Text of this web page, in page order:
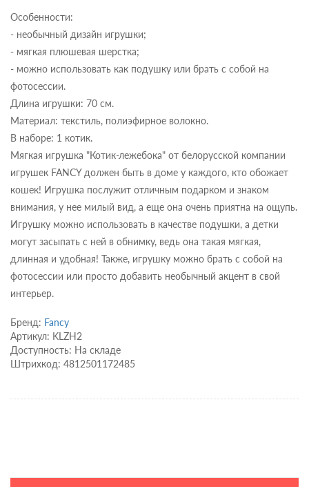
Особенности:
- необычный дизайн игрушки;
- мягкая плюшевая шерстка;
- можно использовать как подушку или брать с собой на
фотосессии.
Длина игрушки: 70 см.
Материал: текстиль, полиэфирное волокно.
В наборе: 1 котик.
Мягкая игрушка "Котик-лежебока" от белорусской компании
игрушек FANCY должен быть в доме у каждого, кто обожает
кошек! Игрушка послужит отличным подарком и знаком
внимания, у нее милый вид, а еще она очень приятна на ощупь.
Игрушку можно использовать в качестве подушки, а детки
могут засыпать с ней в обнимку, ведь она такая мягкая,
длинная и удобная! Также, игрушку можно брать с собой на
фотосессии или просто добавить необычный акцент в свой
интерьер.
Бренд: Fancy
Артикул: KLZH2
Доступность: На складе
Штрихкод: 4812501172485